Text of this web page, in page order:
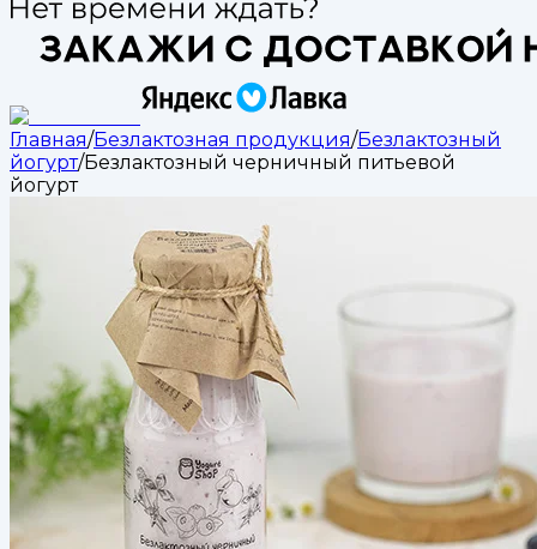
Главная/Безлактозная продукция/Безлактозный
йогурт/Безлактозный черничный питьевой
йогурт